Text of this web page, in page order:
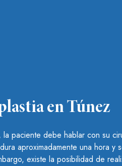
en Túnez
la paciente debe hablar con su
aproximadamente una hora
existe la posibilidad de